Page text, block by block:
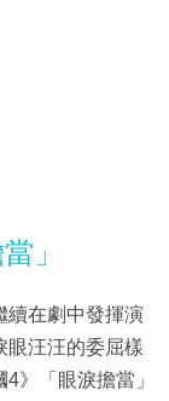
」
續在劇中發揮演
眼汪汪的委屈樣
》「眼淚擔當」